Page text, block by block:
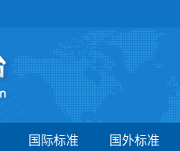
国际标准 国外标准